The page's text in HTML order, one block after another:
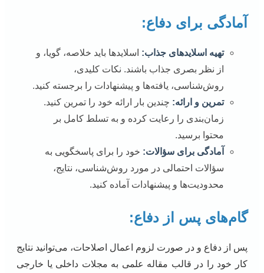
آمادگی برای دفاع:
تهیه اسلاید‌های جذاب: اسلایدها باید خلاصه، گویا، و
از نظر بصری جذاب باشند. نکات کلیدی،
روش‌شناسی، یافته‌ها و پیشنهادات را برجسته کنید.
تمرین و ارائه: چندین بار ارائه خود را تمرین کنید.
زمان‌بندی را رعایت کرده و به تسلط کامل بر
محتوا برسید.
آمادگی برای سؤالات: خود را برای پاسخگویی به
سؤالات احتمالی در مورد روش‌شناسی، نتایج،
محدودیت‌ها و پیشنهادات آماده کنید.
گام‌های پس از دفاع:
پس از دفاع و در صورت لزوم اعمال اصلاحات، می‌توانید نتایج
کار خود را در قالب مقاله علمی به مجلات داخلی یا خارجی